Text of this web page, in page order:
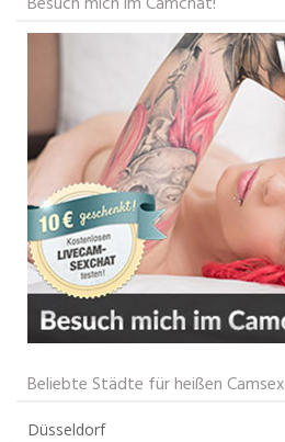
Beliebte Städte für heißen Camsex
Düsseldorf